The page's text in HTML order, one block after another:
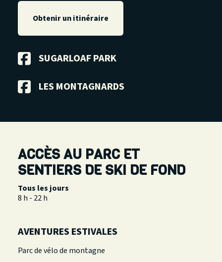
Obtenir un itinéraire
SUGARLOAF PARK
LES MONTAGNARDS
ACCÈS AU PARC ET
SENTIERS DE SKI DE FOND
Tous les jours
8 h - 22 h
AVENTURES ESTIVALES
Parc de vélo de montagne